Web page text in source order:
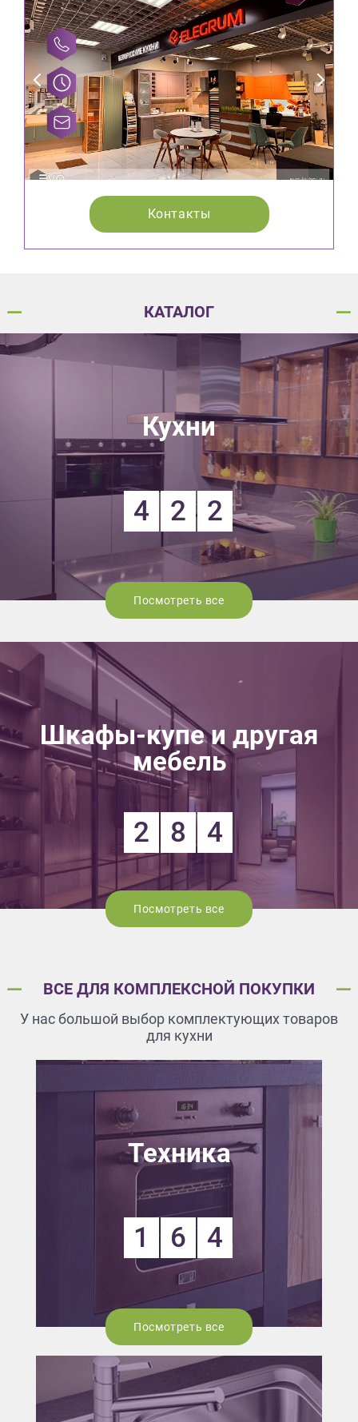
Контакты
КАТАЛОГ
Кухни
4 2 2
Посмотреть все
Шкафы-купе и другая
мебель
2 8 4
Посмотреть все
ВСЕ ДЛЯ КОМПЛЕКСНОЙ ПОКУПКИ
У нас большой выбор комплектующих товаров
для кухни
Техника
1 6 4
Посмотреть все